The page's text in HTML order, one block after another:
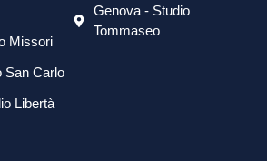
Missori
San Carlo
Libertà
Genova - Studio
Tommaseo